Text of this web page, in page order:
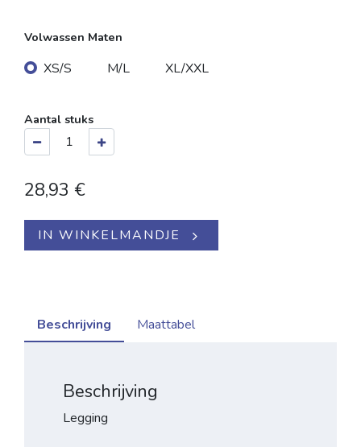
Volwassen Maten
XS/S M/L XL/XXL
Aantal stuks
28,93 €
IN WINKELMANDJE
Beschrijving Maattabel
Beschrijving
Legging